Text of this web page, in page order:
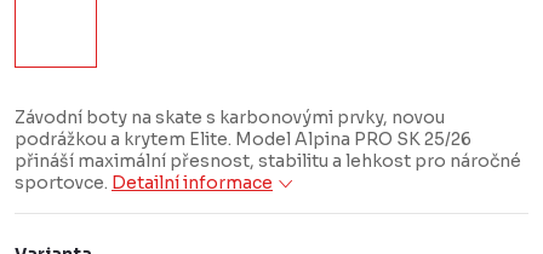
Závodní boty na skate s karbonovými prvky, novou
podrážkou a krytem Elite. Model Alpina PRO SK 25/26
přináší maximální přesnost, stabilitu a lehkost pro náročné
sportovce. Detailní informace